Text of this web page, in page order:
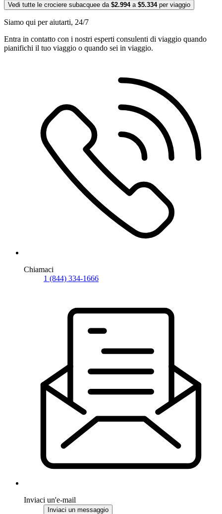
Vedi tutte le crociere subacquee da $2.994a $5.334per viaggio
Siamo qui per aiutarti, 24/7
Entra in contatto con i nostri esperti consulenti di viaggio quando
pianifichi il tuo viaggio o quando sei in viaggio.
Chiamaci
1 (844) 334-1666
Inviaci un'e-mail
Inviaci un messaggio